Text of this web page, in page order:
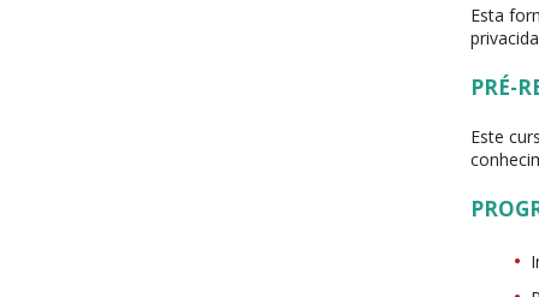
Esta
PRÉ-
Este